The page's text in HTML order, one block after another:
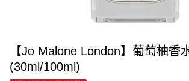
【Jo Malone London】葡萄柚香
(30ml/100ml)